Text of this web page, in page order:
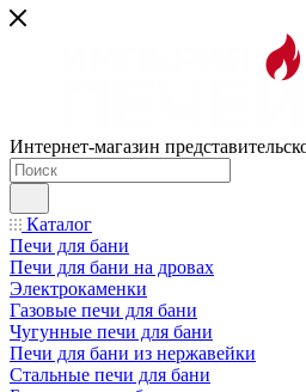
Интернет-магазин
Каталог
Печи для бани
Печи для бани на дровах
Электрокаменки
Газовые печи для бани
Чугунные печи для бани
Печи для бани из нержавейки
Стальные печи для бани